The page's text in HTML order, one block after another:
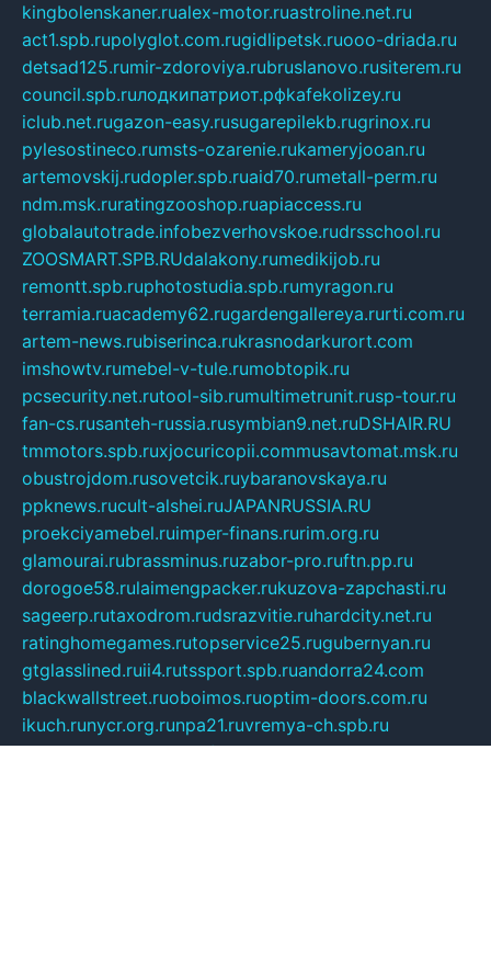
kingbolenskaner.rualex-motor.ruastroline.net.ru
act1.spb.rupolyglot.com.rugidlipetsk.ruooo-driada.ru
detsad125.rumir-zdoroviya.rubruslanovo.rusiterem.ru
council.spb.ruлодкипатриот.рфkafekolizey.ru
iclub.net.rugazon-easy.rusugarepilekb.rugrinox.ru
pylesostineco.rumsts-ozarenie.rukameryjooan.ru
artemovskij.rudopler.spb.ruaid70.rumetall-perm.ru
ndm.msk.ruratingzooshop.ruapiaccess.ru
globalautotrade.infobezverhovskoe.rudrsschool.ru
ZOOSMART.SPB.RUdalakony.rumedikijob.ru
remontt.spb.ruphotostudia.spb.rumyragon.ru
terramia.ruacademy62.rugardengallereya.rurti.com.ru
artem-news.rubiserinca.rukrasnodarkurort.com
imshowtv.rumebel-v-tule.rumobtopik.ru
pcsecurity.net.rutool-sib.rumultimetrunit.rusp-tour.ru
fan-cs.rusanteh-russia.rusymbian9.net.ruDSHAIR.RU
tmmotors.spb.ruxjocuricopii.commusavtomat.msk.ru
obustrojdom.rusovetcik.ruybaranovskaya.ru
ppknews.rucult-alshei.ruJAPANRUSSIA.RU
proekciyamebel.ruimper-finans.rurim.org.ru
glamourai.rubrassminus.ruzabor-pro.ruftn.pp.ru
dorogoe58.rulaimengpacker.rukuzova-zapchasti.ru
sageerp.rutaxodrom.rudsrazvitie.ruhardcity.net.ru
ratinghomegames.rutopservice25.rugubernyan.ru
gtglasslined.ruii4.rutssport.spb.ruandorra24.com
blackwallstreet.ruoboimos.ruoptim-doors.com.ru
ikuch.runycr.org.runpa21.ruvremya-ch.spb.ru
desert000.ruivtorgi.ruifiori.rucatalog-statei.ru